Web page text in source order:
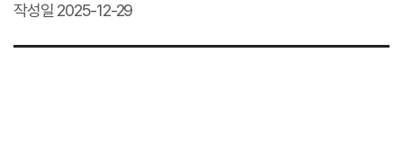
작성일 2025-12-29